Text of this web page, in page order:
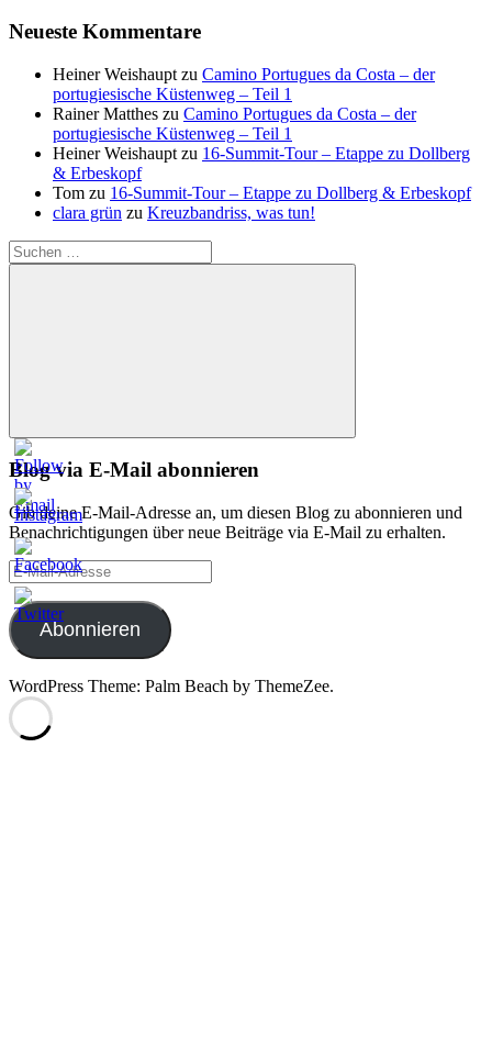
Neueste Kommentare
Heiner Weishaupt zu Camino Portugues da Costa – der
portugiesische Küstenweg – Teil 1
Rainer Matthes zu Camino Portugues da Costa – der
portugiesische Küstenweg – Teil 1
Heiner Weishaupt zu 16‑Summit‑Tour – Etappe zu Dollberg
& Erbeskopf
Tom zu 16‑Summit‑Tour – Etappe zu Dollberg & Erbeskopf
clara grün zu Kreuzbandriss, was tun!
Suchen
nach:
Suchen
Blog via E-Mail abonnieren
Gib deine E-Mail-Adresse an, um diesen Blog zu abonnieren und
Benachrichtigungen über neue Beiträge via E-Mail zu erhalten.
E-
Mail-
Adresse
Abonnieren
WordPress Theme: Palm Beach by ThemeZee.